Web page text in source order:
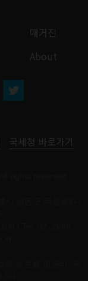
매거진
About
국세청 바로가기